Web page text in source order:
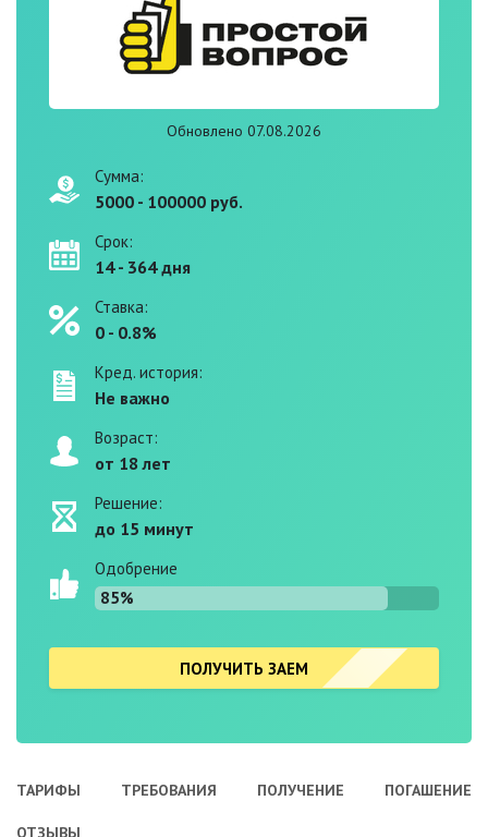
Обновлено 07.08.2026
Сумма:
5000 - 100000 руб.
Срок:
14 - 364 дня
Ставка:
0 - 0.8%
Кред. история:
Не важно
Возраст:
от 18 лет
Решение:
до 15 минут
Одобрение
85%
ПОЛУЧИТЬ ЗАЕМ
ТАРИФЫ ТРЕБОВАНИЯ ПОЛУЧЕНИЕ ПОГАШЕНИЕ
ОТЗЫВЫ